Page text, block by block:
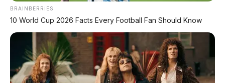
Review Mobil
Spesifikasi Motor
Tips & Perawatan
Event Otomotif
BRAINBERRIES
10 World Cup 2026 Facts Every Football Fan Should Know